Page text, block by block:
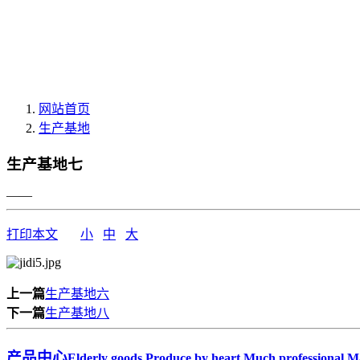
网站首页
生产基地
生产基地七
——
打印本文 小 中 大
上一篇生产基地六
下一篇生产基地八